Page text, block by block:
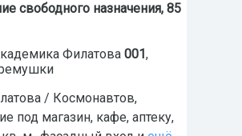
свободного назначения, 85
Филатова 001,
/ Космонавтов,
под магазин, кафе, аптеку,